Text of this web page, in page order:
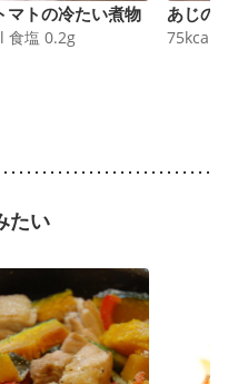
マトの冷たい煮物
食塩 0.2g
あじの
75kcal
たい